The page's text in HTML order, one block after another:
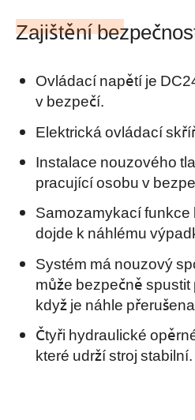
Zajištění
Ovládací napětí je
v bezpečí.
Elektrická ovládací
Instalace nouzového
pracující osobu v
Samozamykací
dojde k náhlému
Systém má nouzový
může bezpečně spustit
když je náhle
Čtyři hydraulické
které udrží stroj stabilní.